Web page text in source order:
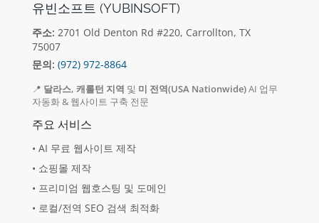
유빈소프트 (YUBINSOFT)
주소: 2701 Old Denton Rd #220, Carrollton, TX
75007
문의: (972) 972-8864
📍 달라스, 캐롤턴 지역 및 미 전역(USA Nationwide)AI 업무
자동화 & 웹사이트 구축 전문
주요 서비스
• AI 무료 웹사이트 제작
• 쇼핑몰 제작
• 프리미엄 웹호스팅 및 도메인
• 로컬/전역 SEO 검색 최적화